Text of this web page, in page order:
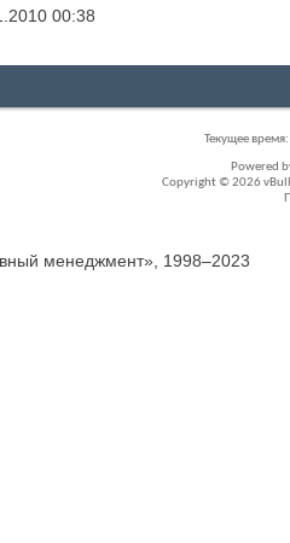
00:38
Текущее время:
Powered
Copyright © 2026
менеджмент», 1998–2023